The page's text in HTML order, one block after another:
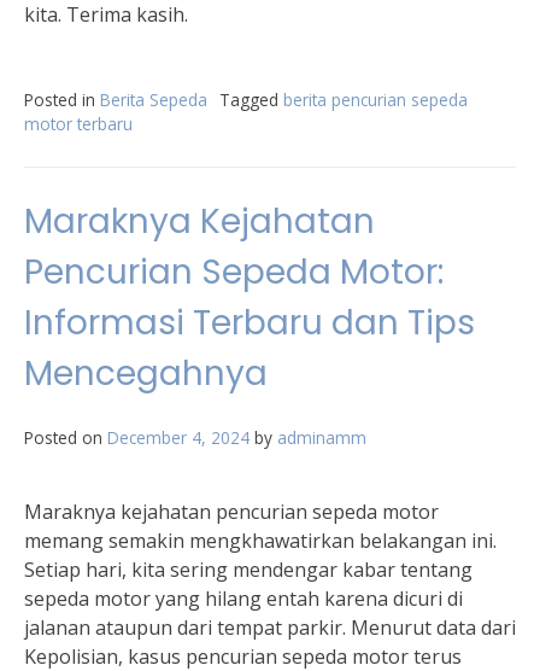
kita. Terima kasih.
Posted in Berita Sepeda Tagged berita pencurian sepeda
motor terbaru
Maraknya Kejahatan
Pencurian Sepeda Motor:
Informasi Terbaru dan Tips
Mencegahnya
Posted on December 4, 2024 by adminamm
Maraknya kejahatan pencurian sepeda motor
memang semakin mengkhawatirkan belakangan ini.
Setiap hari, kita sering mendengar kabar tentang
sepeda motor yang hilang entah karena dicuri di
jalanan ataupun dari tempat parkir. Menurut data dari
Kepolisian, kasus pencurian sepeda motor terus